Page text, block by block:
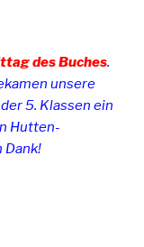
des Buches.
unsere
5. Klassen ein
Hutten-
Dank!